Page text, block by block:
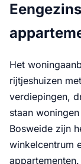
Het
rijtjeshuizen
verdiepingen,
staan
Bosweide zijn
winkelcentrum
appartementen.